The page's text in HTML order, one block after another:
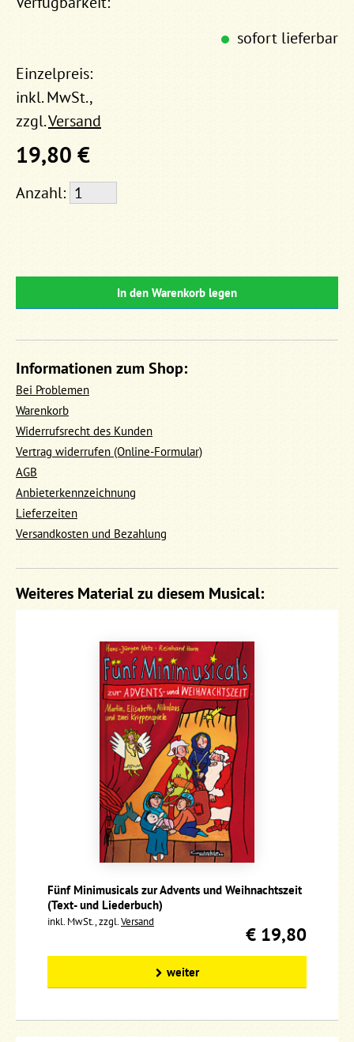
sofort lieferbar
Einzelpreis:
inkl. MwSt.,
zzgl.Versand
19,80 €
Anzahl:
In den Warenkorb legen
Informationen zum Shop:
Bei Problemen
Warenkorb
Widerrufsrecht des Kunden
Vertrag widerrufen (Online-Formular)
AGB
Anbieterkennzeichnung
Lieferzeiten
Versandkosten und Bezahlung
Weiteres Material zu diesem Musical:
Fünf Minimusicals zur Advents und Weihnachtszeit
(Text- und Liederbuch)
inkl. MwSt., zzgl.Versand
€ 19,80
weiter